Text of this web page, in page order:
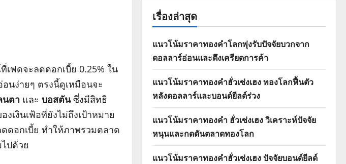
ฟดจะลดดอกเบี้ย 0.25% ใน
นง่ายๆ ตรงนี้ดูเหมือนจะ
นตา และ บอสตันซึ่งมีสิทธิ
เงินเฟ้อที่ยังไม่ถึงเป้าหมาย
ดอกเบี้ย ทำให้ภาพรวมตลาด
ปด้วย
เรื่องล่าสุด
แนวโน้มราคาทองคำโลกพุ่งรับปัจจัยบวกจาก
ดอลลาร์อ่อนและตึงเครียดการค้า
แนวโน้มราคาทองคำฮั่วเซ่งเฮง ทองโลกฟื้นตัว
หลังดอลลาร์และบอนด์ยีลด์ร่วง
แนวโน้มราคาทองคำ ฮั่วเซ่งเฮง วิเคราะห์ปัจจัย
หนุนและกดดันตลาดทองโลก
แนวโน้มราคาทองคำฮั่วเซ่งเฮง ปัจจัยบอนด์ยีลด์